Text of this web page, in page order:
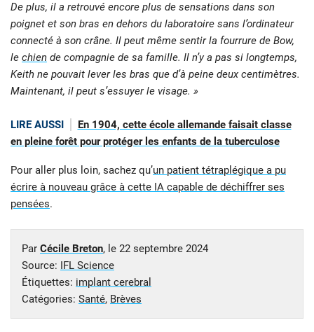
De plus, il a retrouvé encore plus de sensations dans son
poignet et son bras en dehors du laboratoire sans l’ordinateur
connecté à son crâne. Il peut même sentir la fourrure de Bow,
le chien de compagnie de sa famille. Il n’y a pas si longtemps,
Keith ne pouvait lever les bras que d’à peine deux centimètres.
Maintenant, il peut s’essuyer le visage. »
LIRE AUSSI
En 1904, cette école allemande faisait classe
en pleine forêt pour protéger les enfants de la tuberculose
Pour aller plus loin, sachez qu’un patient tétraplégique a pu
écrire à nouveau grâce à cette IA capable de déchiffrer ses
pensées.
Par Cécile Breton, le 22 septembre 2024
Source: IFL Science
Étiquettes: implant cerebral
Catégories: Santé, Brèves